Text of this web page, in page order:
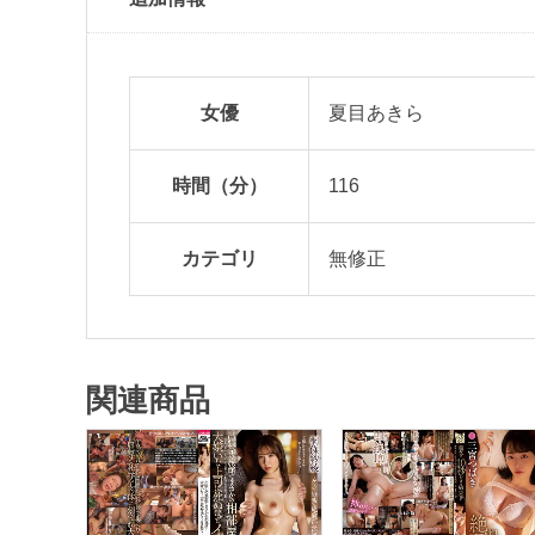
女優 夏目あきら
時間（分） 116
カテゴリ 無修正
関連商品